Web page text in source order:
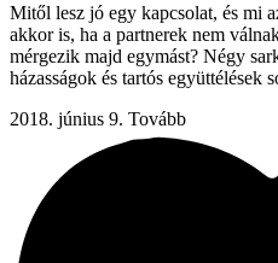
Mitől lesz jó egy kapcsolat, és mi
akkor is, ha a partnerek nem
mérgezik majd egymást? Négy
házasságok és tartós együttélések
2018. június 9. Tovább